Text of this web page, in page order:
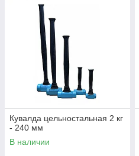
Кувалда цельностальная 2 кг
- 240 мм
В наличии